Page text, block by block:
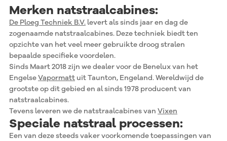
Merken natstraalcabines:
De Ploeg Techniek B.V. levert als sinds jaar en dag de
zogenaamde natstraalcabines. Deze techniek biedt ten
opzichte van het veel meer gebruikte droog stralen
bepaalde specifieke voordelen.
Sinds Maart 2018 zijn we dealer voor de Benelux van het
EngelseVapormatt uit Taunton, Engeland. Wereldwijd de
grootste op dit gebied en al sinds 1978 producent van
natstraalcabines.
Tevens leveren we de natstraalcabines van Vixen
Speciale natstraal processen:
Een van deze steeds vaker voorkomende toepassingen van